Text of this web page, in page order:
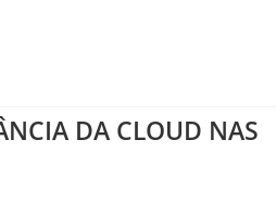
DA CLOUD NAS